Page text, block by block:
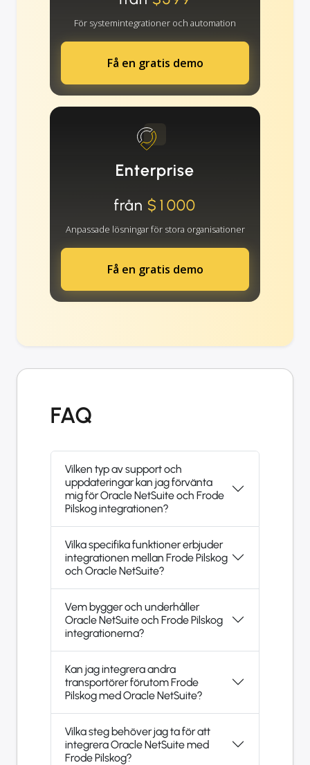
För systemintegrationer och automation
Få en gratis demo
Enterprise
från $1000
Anpassade lösningar för stora organisationer
Få en gratis demo
FAQ
Vilken typ av support och
uppdateringar kan jag förvänta
mig för Oracle NetSuite och Frode
Pilskog integrationen?
Vilka specifika funktioner erbjuder
integrationen mellan Frode Pilskog
och Oracle NetSuite?
Vem bygger och underhåller
Oracle NetSuite och Frode Pilskog
integrationerna?
Kan jag integrera andra
transportörer förutom Frode
Pilskog med Oracle NetSuite?
Vilka steg behöver jag ta för att
integrera Oracle NetSuite med
Frode Pilskog?